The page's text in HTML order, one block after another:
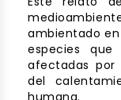
ambientado
especies
afectadas por
del